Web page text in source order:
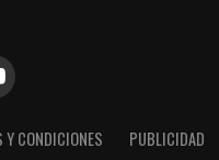
Y CONDICIONES PUBLICIDAD